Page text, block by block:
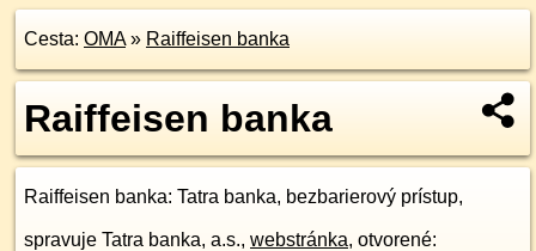
Cesta: OMA» Raiffeisen banka
Raiffeisen banka
Raiffeisen banka: Tatra banka, bezbarierový prístup,
spravuje Tatra banka, a.s., webstránka, otvorené: